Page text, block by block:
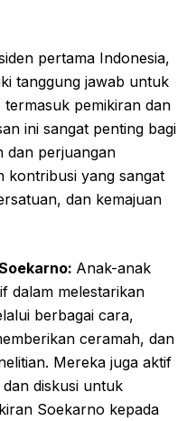
pertama Indonesia,
tanggung jawab untuk
pemikiran dan
ini sangat penting bagi
dan perjuangan
kontribusi yang sangat
dan kemajuan
Anak-anak
dalam melestarikan
berbagai cara,
ceramah, dan
Mereka juga aktif
diskusi untuk
Soekarno kepada